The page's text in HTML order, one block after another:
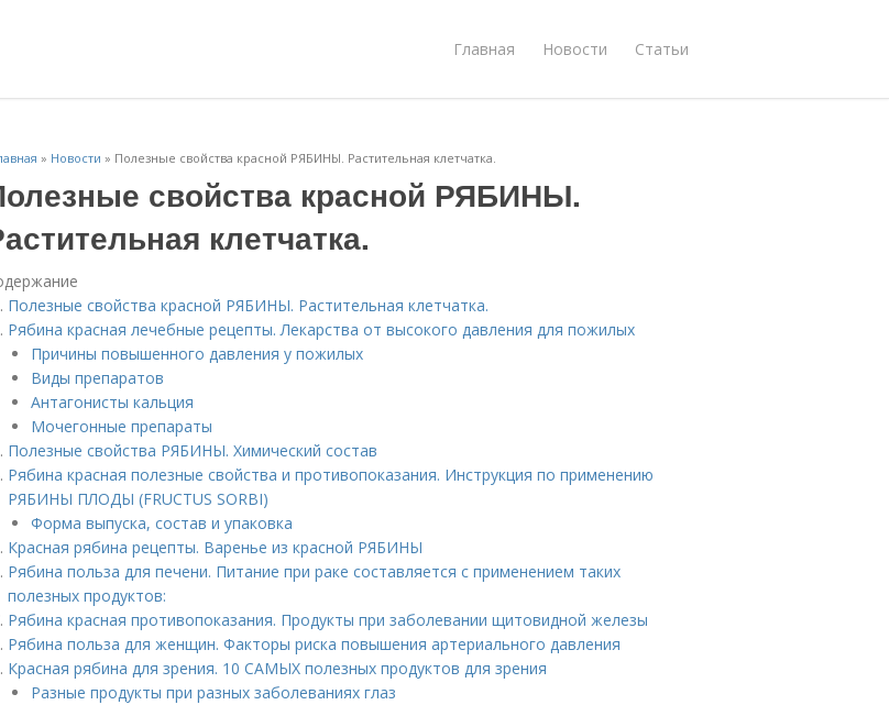
Главная Новости Статьи
» Новости » Полезные свойства красной РЯБИНЫ. Растительная клетчатка.
свойства красной РЯБИНЫ.
клетчатка.
Полезные свойства красной РЯБИНЫ. Растительная клетчатка.
Рябина красная лечебные рецепты. Лекарства от высокого давления для пожилых
Причины повышенного давления у пожилых
Виды препаратов
Антагонисты кальция
Мочегонные препараты
Полезные свойства РЯБИНЫ. Химический состав
Рябина красная полезные свойства и противопоказания. Инструкция по применению
РЯБИНЫ ПЛОДЫ (FRUCTUS SORBI)
Форма выпуска, состав и упаковка
Красная рябина рецепты. Варенье из красной РЯБИНЫ
Рябина польза для печени. Питание при раке составляется с применением таких
полезных продуктов:
Рябина красная противопоказания. Продукты при заболевании щитовидной железы
Рябина польза для женщин. Факторы риска повышения артериального давления
Красная рябина для зрения. 10 САМЫХ полезных продуктов для зрения
Разные продукты при разных заболеваниях глаз